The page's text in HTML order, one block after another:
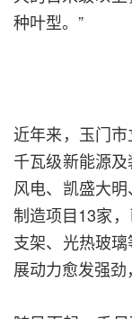
种叶型。”
近年来，玉门
千瓦级新能源
风电、凯盛大
制造项目13家
支架、光热玻
展动力愈发强劲